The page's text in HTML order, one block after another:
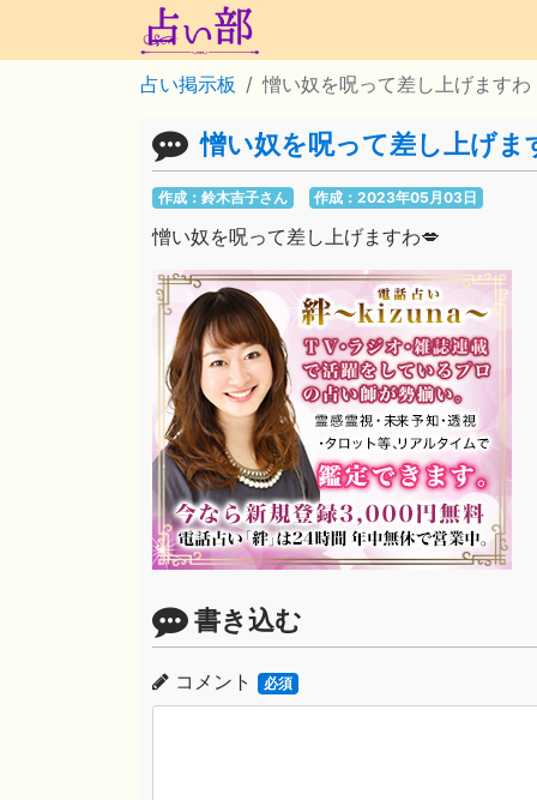
占い掲示板 憎い奴を呪って差し上げますわ
憎い奴を呪って差し上げま
作成：鈴木吉子さん 作成：2023年05月03日
憎い奴を呪って差し上げますわ💋
書き込む
コメント 必須